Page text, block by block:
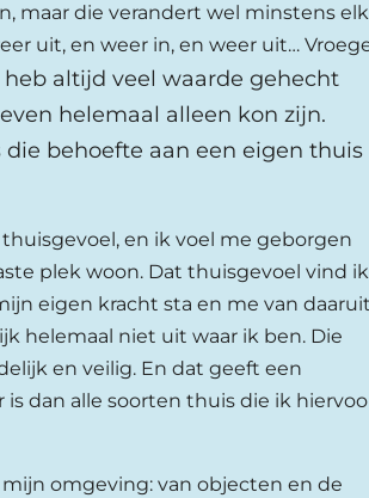
maar die verandert wel minstens
uit, en weer in, en weer uit…
altijd veel waarde gehecht
helemaal alleen kon zijn.
behoefte aan een eigen thuis
en ik voel me geborgen
plek woon. Dat thuisgevoel vind ik
eigen kracht sta en me van
helemaal niet uit waar ik ben. Die
en veilig. En dat geeft een
dan alle soorten thuis die ik
omgeving: van objecten en de